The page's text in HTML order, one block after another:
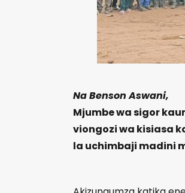
Na Benson Aswani,
Mjumbe wa sigor
viongozi wa kisiasa
la uchimbaji madini